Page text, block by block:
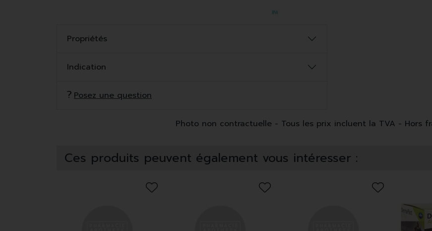
Propriétés
Indication
Posez une question
Photo non contractuelle - Tous les prix incluent la TVA - Hors
Ces produits peuvent également vous intéresser :